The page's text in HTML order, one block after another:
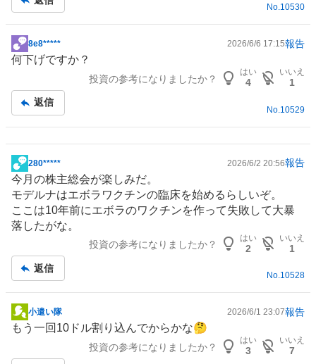
事
No.10530
掲
示
事
8e8***** 2026/6/6 17:15報告
何下げですか？
投資の参考になりましたか？
はい
4
いいえ
1
返信
No. 10529
掲
示
板
記
事
280***** 2026/6/2 20:56報告
今月の株主総会が楽しみだ。
モデルナはエボラワクチンの臨床を始めるらしいぞ。
ここは10年前にエボラのワクチンを作って失敗して大暴
落したがな。
投資の参考になりましたか？
はい
2
いいえ
1
返信
No.10528
掲
示
小遣い隊 2026/6/1 23:07報告
もう一回10ドル割り込んでからかな🤔
投資の参考になりましたか？
はい
3
いいえ
7